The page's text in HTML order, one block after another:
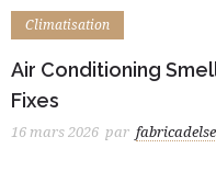
Climatisation
Air Conditioning
Fixes
16 mars 2026 par